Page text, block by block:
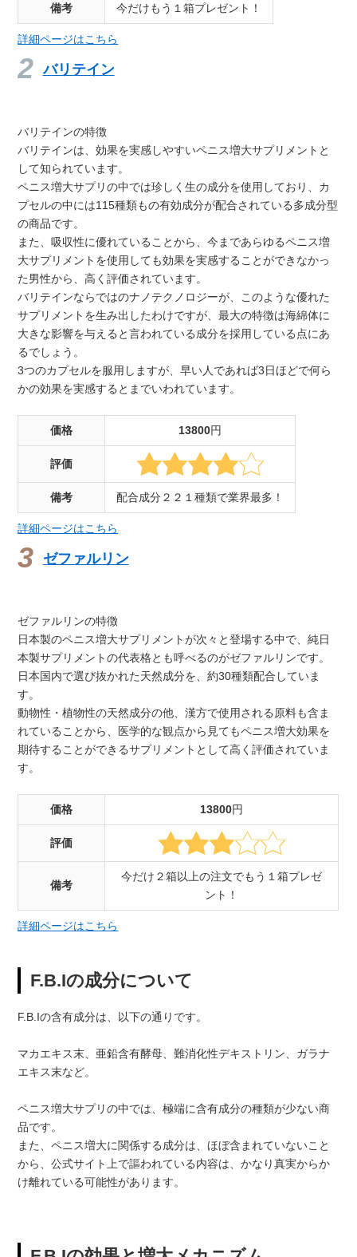
備考 今だけもう１箱プレゼント！
詳細ページはこちら
バリテイン
バリテインの特徴
バリテインは、効果を実感しやすいペニス増大サプリメントと
して知られています。
ペニス増大サプリの中では珍しく生の成分を使用しており、カ
プセルの中には115種類もの有効成分が配合されている多成分型
の商品です。
また、吸収性に優れていることから、今まであらゆるペニス増
大サプリメントを使用しても効果を実感することができなかっ
た男性から、高く評価されています。
バリテインならではのナノテクノロジーが、このような優れた
サプリメントを生み出したわけですが、最大の特徴は海綿体に
大きな影響を与えると言われている成分を採用している点にあ
るでしょう。
3つのカプセルを服用しますが、早い人であれば3日ほどで何ら
かの効果を実感するとまでいわれています。
価格 13800円
評価
備考 配合成分２２１種類で業界最多！
詳細ページはこちら
ゼファルリン
ゼファルリンの特徴
日本製のペニス増大サプリメントが次々と登場する中で、純日
本製サプリメントの代表格とも呼べるのがゼファルリンです。
日本国内で選び抜かれた天然成分を、約30種類配合していま
す。
動物性・植物性の天然成分の他、漢方で使用される原料も含ま
れていることから、医学的な観点から見てもペニス増大効果を
期待することができるサプリメントとして高く評価されていま
す。
価格 13800円
評価
備考
今だけ２箱以上の注文でもう１箱プレゼ
ント！
詳細ページはこちら
F.B.Iの成分について
F.B.Iの含有成分は、以下の通りです。
マカエキス末、亜鉛含有酵母、難消化性デキストリン、ガラナ
エキス末など。
ペニス増大サプリの中では、極端に含有成分の種類が少ない商
品です。
また、ペニス増大に関係する成分は、ほぼ含まれていないこと
から、公式サイト上で謳われている内容は、かなり真実からか
け離れている可能性があります。